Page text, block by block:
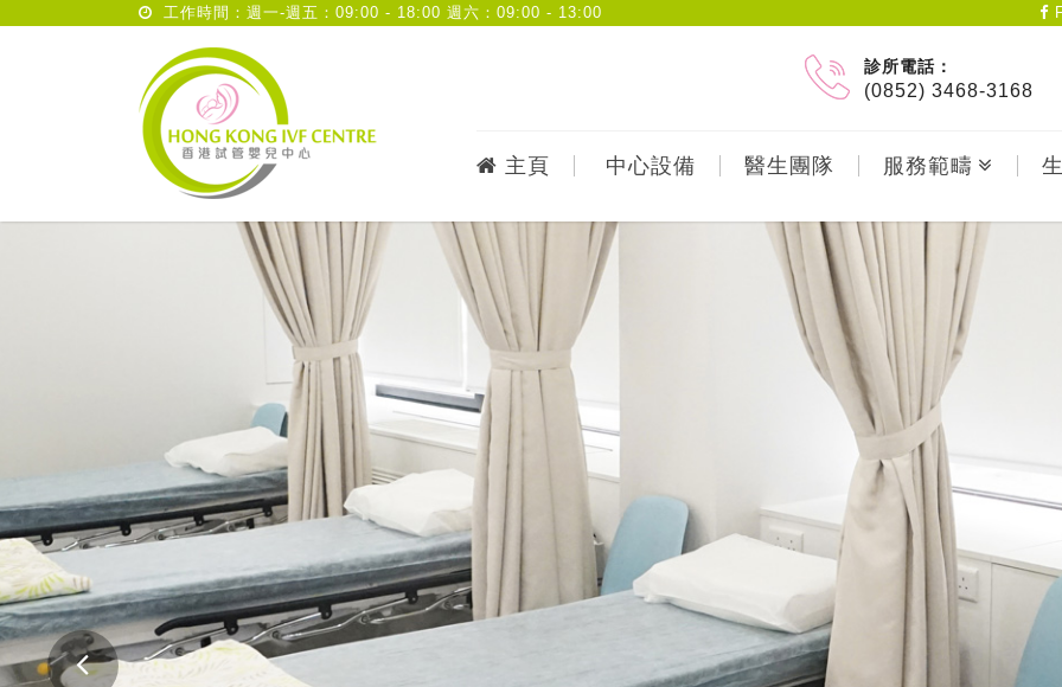
工作時間：週一-週五：09:00 - 18:00 週六：09:00 - 13:00
診所電話：
(0852) 3468-3168
主頁 中心設備 醫生團隊 服務範疇